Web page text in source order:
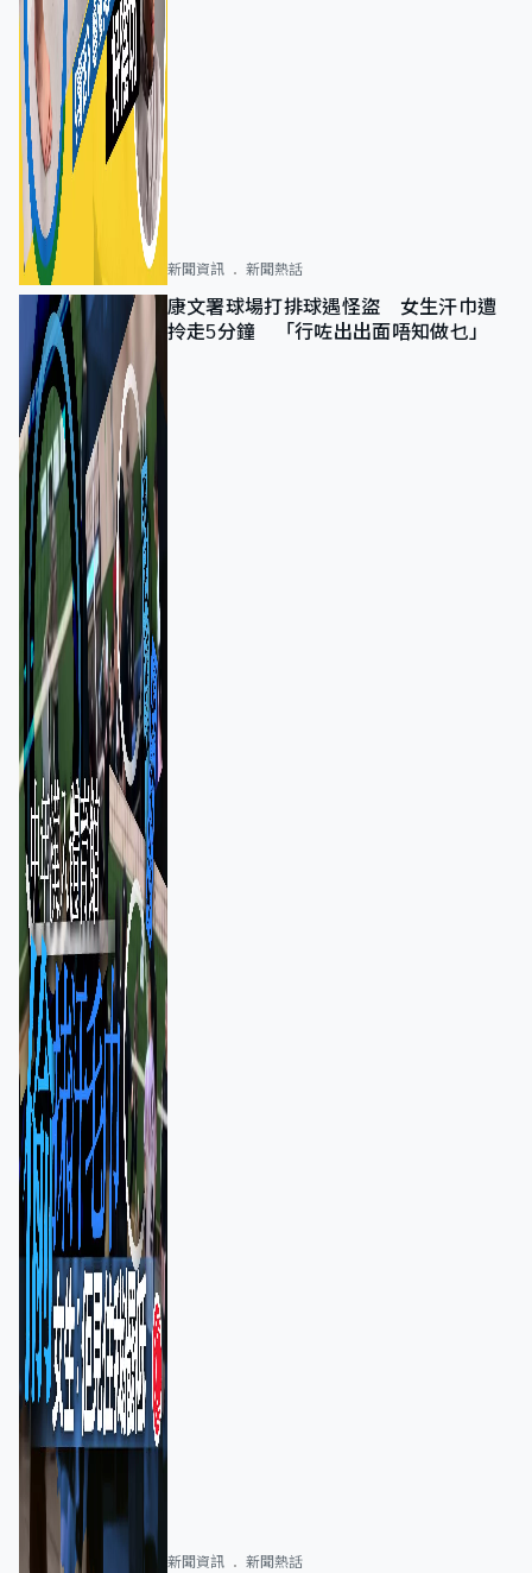
新聞資訊 新聞熱話
康文署球場打排球遇怪盜 女生汗巾遭
拎走5分鐘 「行咗出出面唔知做乜」
新聞資訊 新聞熱話